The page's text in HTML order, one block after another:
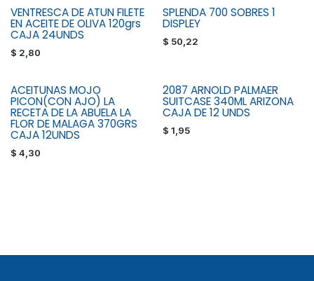
VENTRESCA DE ATUN FILETE
EN ACEITE DE OLIVA 120grs
CAJA 24UNDS
$ 2,80
SPLENDA 700 SOBRES 1
DISPLEY
$ 50,22
ACEITUNAS MOJO
PICON(CON AJO) LA
RECETA DE LA ABUELA LA
FLOR DE MALAGA 370GRS
CAJA 12UNDS
$ 4,30
2087 ARNOLD PALMAER
SUITCASE 340ML ARIZONA
CAJA DE 12 UNDS
$ 1,95